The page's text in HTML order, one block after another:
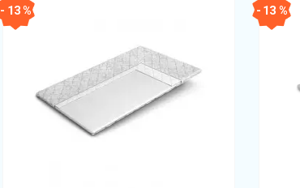
- 13 % - 13 %